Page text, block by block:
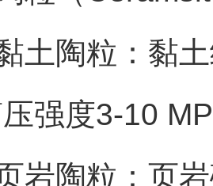
陶粒：黏土
压强度3-10
陶粒：页岩